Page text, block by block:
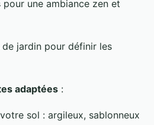
une ambiance zen et
jardin pour définir les
adaptées :
sol : argileux, sablonneux